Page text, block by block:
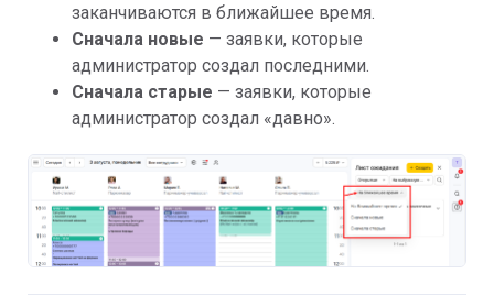
заканчиваются в ближайшее время.
Сначала новые — заявки, которые
администратор создал последними.
Сначала старые — заявки, которые
администратор создал «давно».